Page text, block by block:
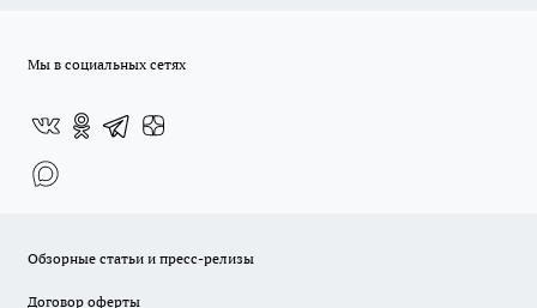
Мы в социальных сетях
Обзорные статьи и пресс-релизы
Договор оферты